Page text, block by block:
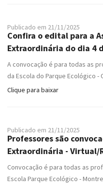
Publicado em 21/11/2025
Confira o edital para a
Extraordinária do dia 4
A convocação é para todas as
da Escola do Parque Ecológico -
Clique para baixar
Publicado em 21/11/2025
Professores são
Extraordinária - Virtual/
Convocação é para todas as
Escola Parque Ecológico -